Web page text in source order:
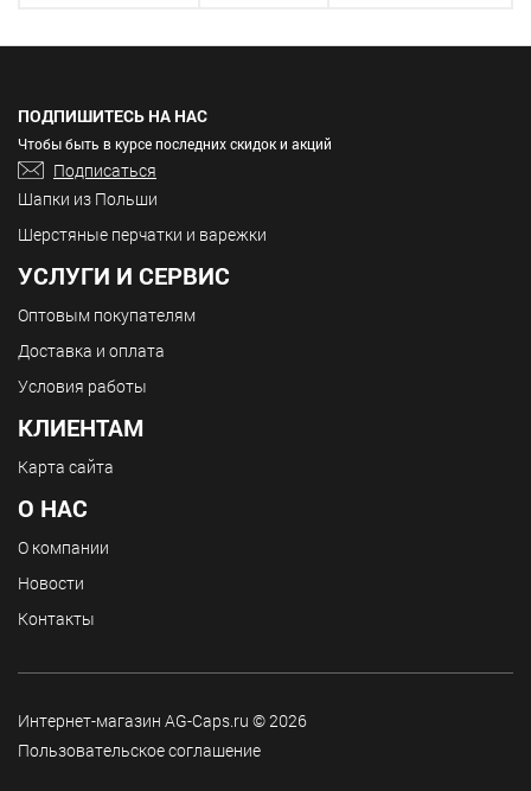
ПОДПИШИТЕСЬ НА НАС
Чтобы быть в курсе последних скидок и акций
Подписаться
Шапки из Польши
Шерстяные перчатки и варежки
УСЛУГИ И СЕРВИС
Оптовым покупателям
Доставка и оплата
Условия работы
КЛИЕНТАМ
Карта сайта
О НАС
О компании
Новости
Контакты
Интернет-магазин AG-Caps.ru © 2026
Пользовательское соглашение